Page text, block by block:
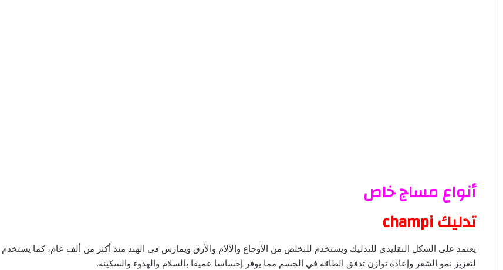
أنواع مساج خاص
تدليك champi
يعتمد على الشكل التقليدي للتدليك ويستخدم للتخلص من الأوجاع والآلام والأرق ويمارس في الهند منذ أكثر من ألف عام، كما يستخدم
لتعزيز نمو الشعر وإعادة توازن تدفق الطاقة في الجسم مما يوفر إحساسا عميقا بالسلام والهدوء والسكينة.